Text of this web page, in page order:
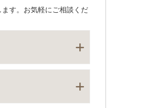
す。お気軽にご相談くだ